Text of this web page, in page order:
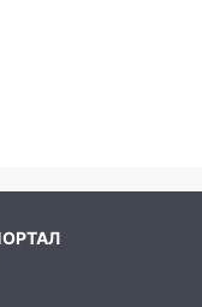
десять
две области
будет
августа